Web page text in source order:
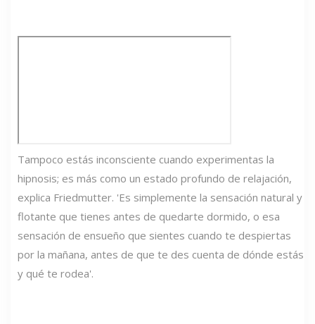
Tampoco estás inconsciente cuando experimentas la
hipnosis; es más como un estado profundo de relajación,
explica Friedmutter. 'Es simplemente la sensación natural y
flotante que tienes antes de quedarte dormido, o esa
sensación de ensueño que sientes cuando te despiertas
por la mañana, antes de que te des cuenta de dónde estás
y qué te rodea'.